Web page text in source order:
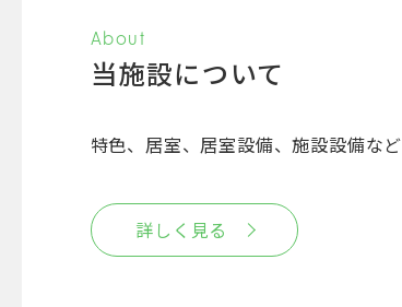
About
当施設について
特色、居室、居室設備、施設設備など
詳しく見る